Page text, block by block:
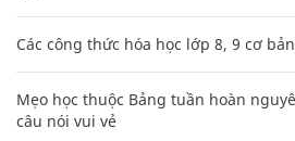
Các công thức hóa học lớp 8, 9 cơ
Mẹo học thuộc Bảng tuần hoàn
câu nói vui vẻ